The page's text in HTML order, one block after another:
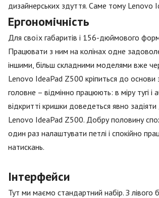
дизайнерських здуття. Саме тому Lenovo
Ергономічність
Для своїх габаритів і 156-дюймового
Працювати з ним на колінах одне
іншими, більш складними моделями вже
Lenovo IdeaPad Z500 кріпиться до
головне – відмінно працюють: в міру тугі
відкритті кришки доведеться явно
Lenovo IdeaPad Z500. Добру половину
один раз налаштувати петлі і спокійно
натискань.
Інтерфейси
Тут ми маємо стандартний набір. З лівого